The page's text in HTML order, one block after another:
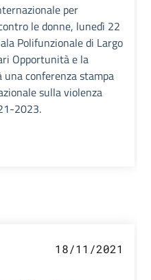
per
le donne, lunedì 22
Polifunzionale di Largo
Opportunità e la
conferenza stampa
sulla violenza
2023.
18/11/2021